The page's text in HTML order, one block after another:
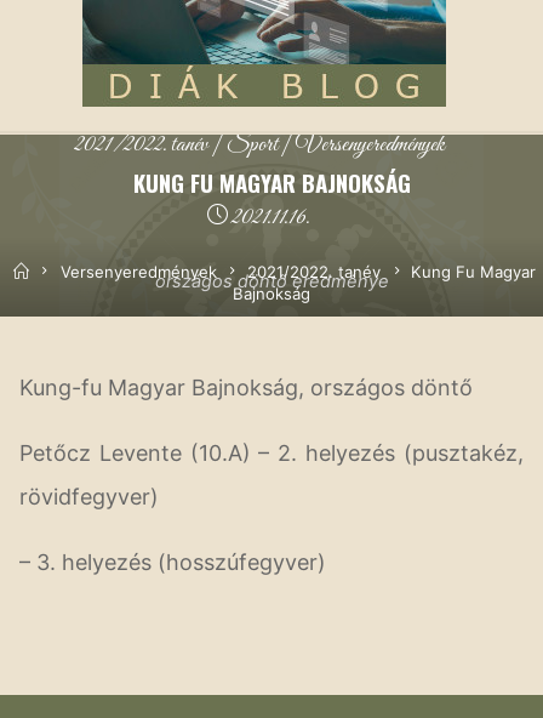
2021/2022. tanév|Sport|Versenyeredmények
KUNG FU MAGYAR BAJNOKSÁG
2021.11.16.
országos döntő eredménye
Kezdőoldal
Versenyeredmények 2021/2022. tanév
Kung Fu Magyar
Bajnokság
Kung-fu Magyar Bajnokság, országos döntő
Petőcz Levente (10.A) – 2. helyezés (pusztakéz,
rövidfegyver)
– 3. helyezés (hosszúfegyver)